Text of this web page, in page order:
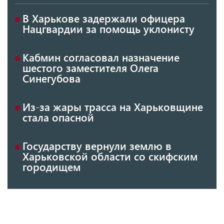
В Харькове задержали офицера
Нацгвардии за помощь уклонисту
Кабмин согласовал назначение
шестого заместителя Олега
Синегубова
Из-за жары трасса на Харьковщине
стала опасной
Государству вернули землю в
Харьковской области со скифским
городищем